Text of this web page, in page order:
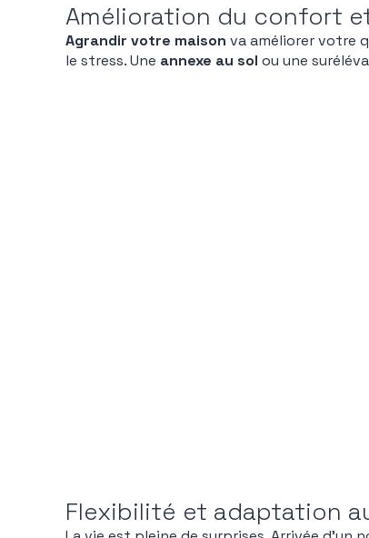
Amélioration du confort
Agrandir votre maison va améliorer votre
le stress. Une annexe au sol ou une
Flexibilité et adaptation